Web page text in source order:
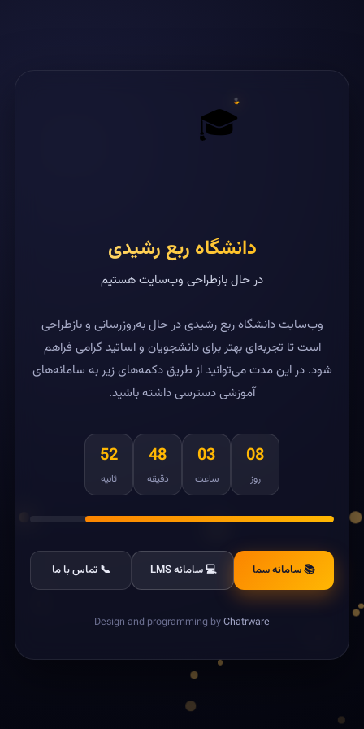
🎓
دانشگاه ربع رشیدی
در حال بازطراحی وب‌سایت هستیم
وب‌سایت دانشگاه ربع رشیدی در حال به‌روزرسانی و بازطراحی
است تا تجربه‌ای بهتر برای دانشجویان و اساتید گرامی فراهم
شود. در این مدت می‌توانید از طریق دکمه‌های زیر به سامانه‌های
آموزشی دسترسی داشته باشید.
08
روز
03
ساعت
48
دقیقه
52
ثانیه
📚 سامانه سما 💻 سامانه LMS 📞 تماس با ما
Design and programming byChatrware